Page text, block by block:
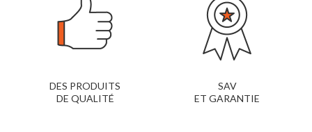
DES PRODUITS
DE QUALITÉ
SAV
ET GARANTIE